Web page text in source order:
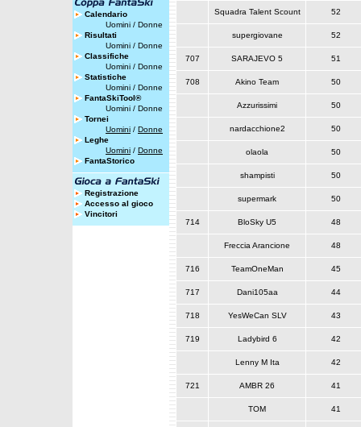
Calendario
Uomini / Donne
Risultati
Uomini / Donne
Classifiche
Uomini / Donne
Statistiche
Uomini / Donne
FantaSkiTool®
Uomini / Donne
Tornei
Uomini / Donne
Leghe
Uomini / Donne
FantaStorico
Registrazione
Accesso al gioco
Vincitori
Squadra Talent Scount 52
supergiovane 52
707 SARAJEVO 5 51
708 Akino Team 50
Azzurissimi 50
nardacchione2 50
olaola 50
shampisti 50
supermark 50
714 BloSky U5 48
Freccia Arancione 48
716 TeamOneMan 45
717 Dani105aa 44
718 YesWeCan SLV 43
719 Ladybird 6 42
Lenny M Ita 42
721 AMBR 26 41
TOM 41